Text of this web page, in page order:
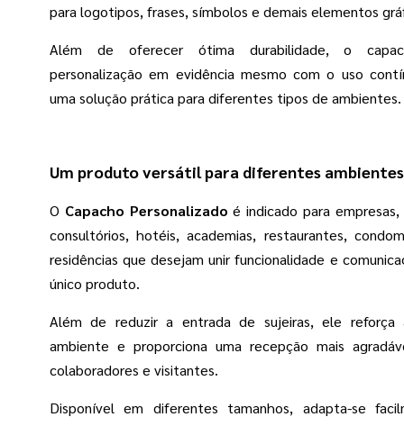
para logotipos, frases, símbolos e demais elementos
Além de oferecer ótima durabilidade, o
personalização em evidência mesmo com o uso
uma solução prática para diferentes tipos de ambientes.
Um produto versátil para diferentes ambientes
O Capacho Personalizado é indicado para
consultórios, hotéis, academias, restaurantes,
residências que desejam unir funcionalidade e
único produto.
Além de reduzir a entrada de sujeiras, ele reforça
ambiente e proporciona uma recepção mais
colaboradores e visitantes.
Disponível em diferentes tamanhos, adapta-se